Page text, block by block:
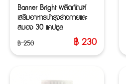
Banner Bright ผลิตภัณฑ์
เสริมอาหารบำรุงร่างกายและ
สมอง 30 แคปซูล
฿250 ฿230